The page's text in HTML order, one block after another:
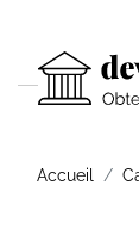
Accueil